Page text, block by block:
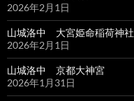
2026年2月1日
山城洛中 大宮姫命稲荷神社
2026年2月1日
山城洛中 京都大神宮
2026年1月31日